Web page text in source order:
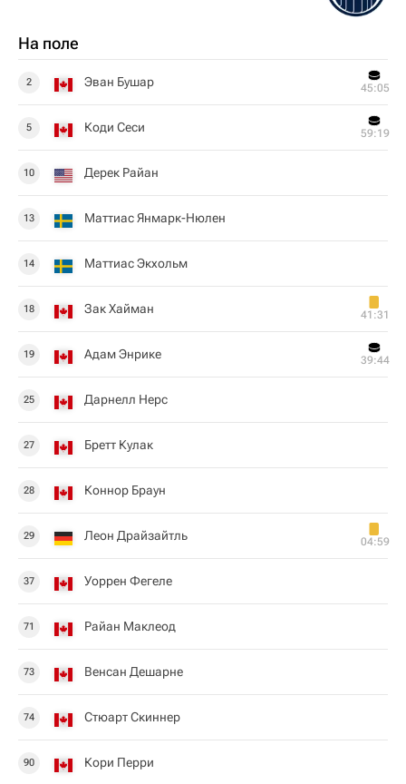
На поле
2 Эван Бушар 45:05
5 Коди Сеси 59:19
10 Дерек Райан
13 Маттиас Янмарк-Нюлен
14 Маттиас Экхольм
18 Зак Хайман 41:31
19 Адам Энрике 39:44
25 Дарнелл Нерс
27 Бретт Кулак
28 Коннор Браун
29 Леон Драйзайтль 04:59
37 Уоррен Фегеле
71 Райан Маклеод
73 Венсан Дешарне
74 Стюарт Скиннер
90 Кори Перри